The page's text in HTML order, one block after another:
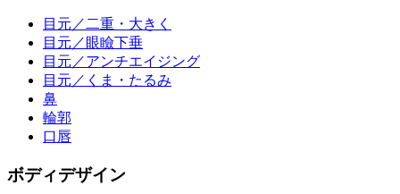
目元／二重・大きく
目元／眼瞼下垂
目元／アンチエイジング
目元／くま・たるみ
鼻
輪郭
口唇
ボディデザイン